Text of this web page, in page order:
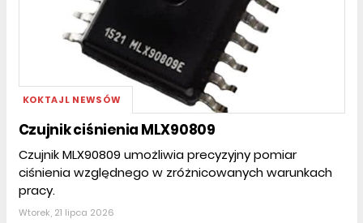
KOKTAJL NEWSÓW
Czujnik ciśnienia MLX90809
Czujnik MLX90809 umożliwia precyzyjny pomiar
ciśnienia względnego w zróżnicowanych warunkach
pracy.
Wtorek, 21 lipca 2026